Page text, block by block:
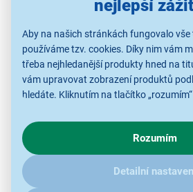
nejlepší
Aby na našich stránkách fungovalo vše
používáme tzv. cookies. Díky nim vám
třeba nejhledanější produkty hned na
vám upravovat zobrazení produktů
hledáte. Kliknutím na tlačítko
chování na webu pro zobrazení
zajímají detaily, jak u nás s cookies a
kliknětesem.
Rozumím
Detailní
Žehlicí prkno Plus Lamart
rozměry 112 × 36 cm
nastavitelná výška